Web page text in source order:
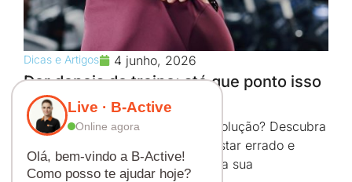
Live · B-Active
Online agora
Olá, bem-vindo a B-Active!
Como posso te ajudar hoje?
Dicas e Artigos 4 junho, 2026
Dor depois do treino: até que ponto isso
é normal?
Sente dor, cansaço ou falta de evolução? Descubra
4 sinais de que seu treino pode estar errado e
como a fisioterapia pode ajudar na sua